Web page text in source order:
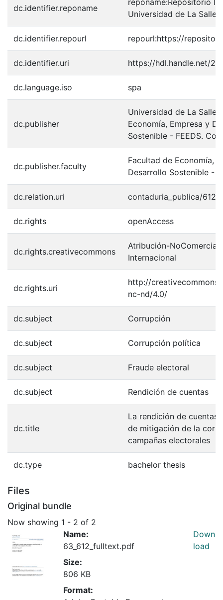
dc.identifier.reponame
reponame:Repositorio
Universidad de La Salle
dc.identifier.repourl repourl:https://
dc.identifier.uri https://hdl.handle.net/
dc.language.iso spa
dc.publisher
Universidad de La Salle.
Economía, Empresa y
Sostenible - FEEDS.
dc.publisher.faculty
Facultad de Economía,
Desarrollo Sostenible -
dc.relation.uri contaduria_publica/612
dc.rights openAccess
dc.rights.creativecommons
Atribución-
Internacional
dc.rights.uri
http://
nc-nd/4.0/
dc.subject Corrupción
dc.subject Corrupción política
dc.subject Fraude electoral
dc.subject Rendición de cuentas
dc.title
La rendición de cuentas
de mitigación de la
campañas electorales
dc.type bachelor thesis
Files
Original bundle
Now showing 1 - 2 of 2
Name:
63_612_fulltext.pdf
Size:
806 KB
Format:
Down
load